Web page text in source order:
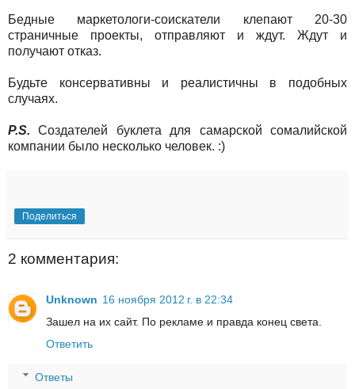
Бедные маркетологи-соискатели клепают 20-30
страничные проекты, отправляют и ждут. Ждут и
получают отказ.
Будьте консервативны и реалистичны в подобных
случаях.
P.S.Создателей буклета для самарской сомалийской
компании было несколько человек. :)
Поделиться
2 комментария:
Unknown 16 ноября 2012 г. в 22:34
Зашел на их сайт. По рекламе и правда конец света.
Ответить
Ответы